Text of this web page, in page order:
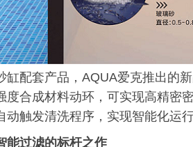
缸配套产品，AQUA爱克推出的
度合成材料动环，可实现高精密
动触发清洗程序，实现智能化运
能过滤的标杆之作